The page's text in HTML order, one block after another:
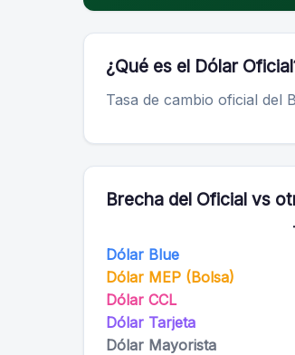
¿Qué es el Dólar
Tasa de cambio oficial del
Brecha del Oficial vs
Dólar Blue
Dólar MEP (Bolsa)
Dólar CCL
Dólar Tarjeta
Dólar Mayorista